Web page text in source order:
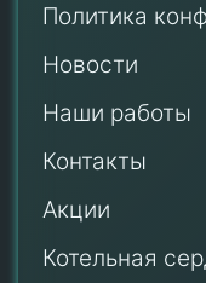
Политика
Новости
Наши работы
Контакты
Акции
Котельная